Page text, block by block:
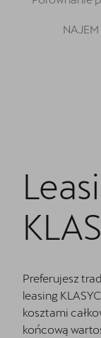
Kontakt
NAJEM
Preferujesz
leasing
kosztami
końcową